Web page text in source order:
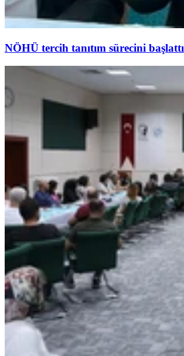
NÖHÜ tercih tanıtım sürecini başlattı